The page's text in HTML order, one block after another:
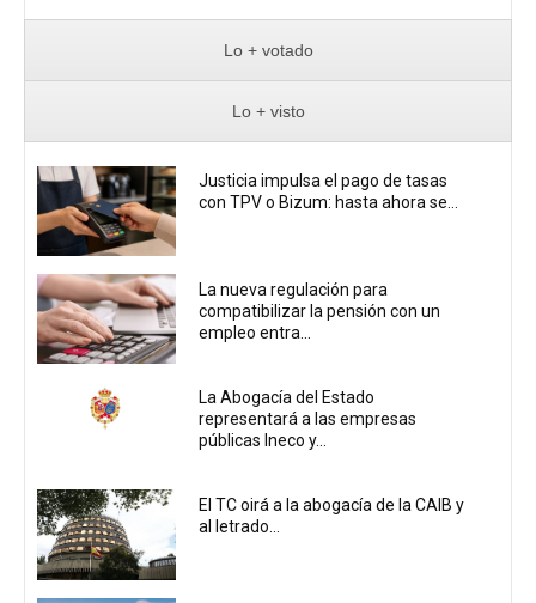
Lo + votado
Lo + visto
Justicia impulsa el pago de tasas
con TPV o Bizum: hasta ahora se...
La nueva regulación para
compatibilizar la pensión con un
empleo entra...
La Abogacía del Estado
representará a las empresas
públicas Ineco y...
El TC oirá a la abogacía de la CAIB y
al letrado...